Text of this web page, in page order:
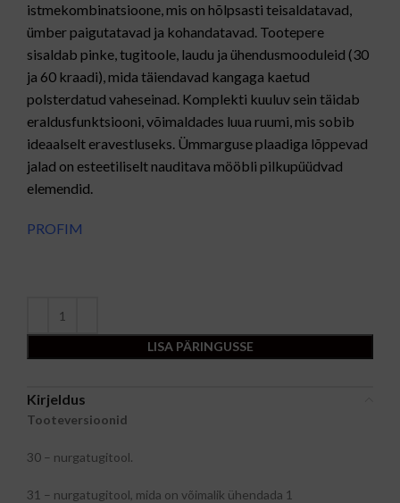
istmekombinatsioone, mis on hõlpsasti teisaldatavad,
ümber paigutatavad ja kohandatavad. Tootepere
sisaldab pinke, tugitoole, laudu ja ühendusmooduleid (30
ja 60 kraadi), mida täiendavad kangaga kaetud
polsterdatud vaheseinad. Komplekti kuuluv sein täidab
eraldusfunktsiooni, võimaldades luua ruumi, mis sobib
ideaalselt eravestluseks. Ümmarguse plaadiga lõppevad
jalad on esteetiliselt nauditava mööbli pilkupüüdvad
elemendid.
PROFIM
LISA PÄRINGUSSE
Kirjeldus
Tooteversioonid
30 – nurgatugitool.
31 – nurgatugitool, mida on võimalik ühendada 1